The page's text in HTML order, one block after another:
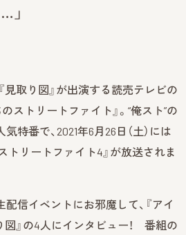
」
見取り図』が出演する読売テレビの
ストリートファイト』。“俺スト”の
特番で、2021年6月26日（土）には
トリートファイト4』が放送されま
信イベントにお邪魔して、『アイ
図』の4人にインタビュー！ 番組の